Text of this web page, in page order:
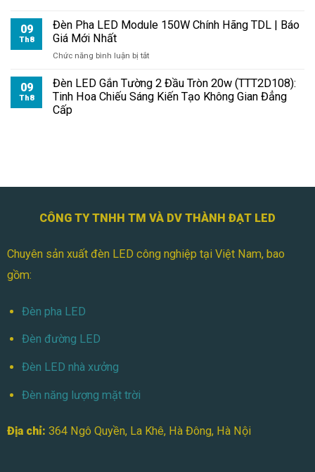
Chi
Z
09
Th8
Đèn Pha LED Module 150W Chính Hãng TDL | Báo
Giá Mới Nhất
Chức năng bình luận bị tắtở
Pha
LED
Module
Nhất
09
Th8
Đèn LED Gắn Tường 2 Đầu Tròn 20w (TTT2D108):
Tinh Hoa Chiếu Sáng Kiến Tạo Không Gian Đẳng
Cấp
CÔNG TY TNHH TM VÀ DV THÀNH ĐẠT LED
Chuyên sản xuất đèn LED công nghiệp tại Việt Nam, bao
gồm:
Đèn pha LED
Đèn đường LED
Đèn LED nhà xưởng
Đèn năng lượng mặt trời
Địa chỉ: 364 Ngô Quyền, La Khê, Hà Đông, Hà Nội